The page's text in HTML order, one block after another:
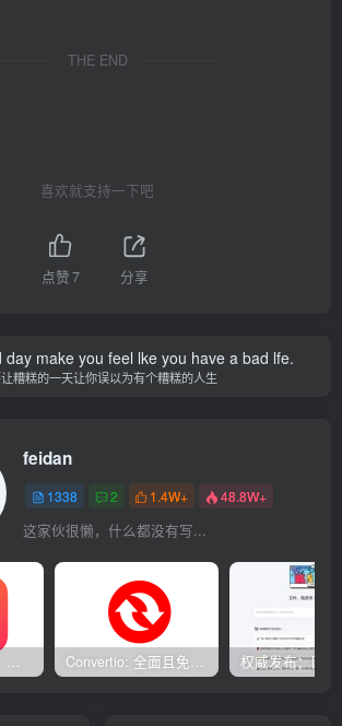
THE END
喜欢就支持一下吧
点赞7 分享
day make you feel lke you have a bad lfe.
糟糕的一天让你误以为有个糟糕的人生
feidan
1338 2 1.4W+ 48.8W+
这家伙很懒，什么都没有写...
WPS最新破解版，已永久激活，无限制使用！ Convertio: 全面且免费的在线文件转换工具